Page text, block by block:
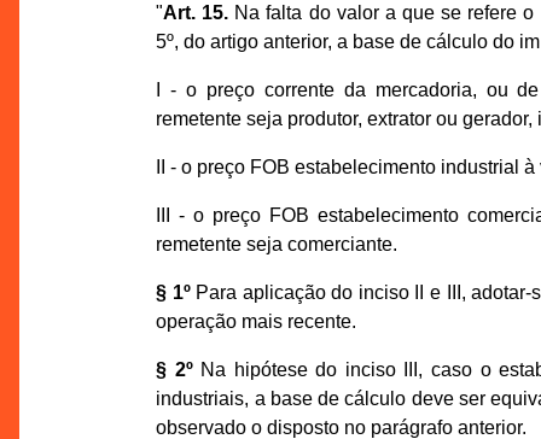
"Art. 15. Na falta do valor a que se refere o
5º, do artigo anterior, a base de cálculo do
I - o preço corrente da mercadoria, ou
remetente seja produtor, extrator ou
II - o preço FOB estabelecimento industrial
III - o preço FOB estabelecimento
remetente seja comerciante.
§ 1ºPara aplicação do inciso II e III, adotar-
operação mais recente.
§ 2ºNa hipótese do inciso III, caso o
industriais, a base de cálculo deve ser
observado o disposto no parágrafo anterior.